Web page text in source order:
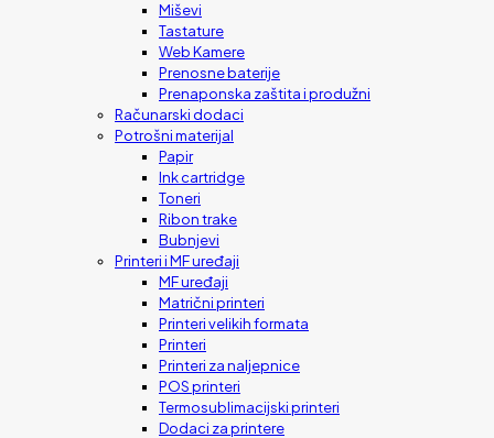
Miševi
Tastature
Web Kamere
Prenosne baterije
Prenaponska zaštita i produžni
Računarski dodaci
Potrošni materijal
Papir
Ink cartridge
Toneri
Ribon trake
Bubnjevi
Printeri i MF uređaji
MF uređaji
Matrični printeri
Printeri velikih formata
Printeri
Printeri za naljepnice
POS printeri
Termosublimacijski printeri
Dodaci za printere